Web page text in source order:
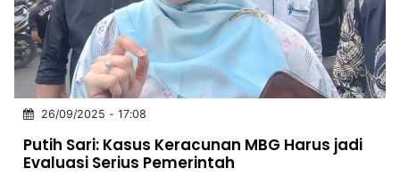
INDONESIA
Partner
NTB
Time
IDN
Jogja
Rakyat
News
Notice
Baru
26/09/2025 - 17:08
Putih Sari: Kasus Keracunan MBG Harus jadi
Evaluasi Serius Pemerintah